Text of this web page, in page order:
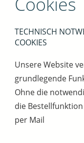
TECHNISCH
COOKIES
Unsere Website
grundlegende
Ohne die
die
per Mail